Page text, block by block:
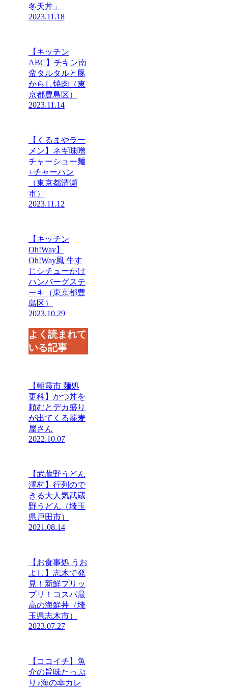
冬天丼」
2023.11.18
【キッチン
ABC】チキン南
蛮タルタルと豚
からし焼肉（東
京都豊島区）
2023.11.14
【くるまやラー
メン】ネギ味噌
チャーシュー麺
+チャーハン
（東京都清瀬
市）
2023.11.12
【キッチン
Oh!Way】
Oh!Way風 牛す
じシチューかけ
ハンバーグステ
ーキ（東京都豊
島区）
2023.10.29
よく読まれて
いる記事
【朝霞市 麺処
更科】かつ丼を
頼むとデカ盛り
が出てくる蕎麦
屋さん
2022.10.07
【武蔵野うどん
澤村】行列ので
きる大人気武蔵
野うどん（埼玉
県戸田市）
2021.08.14
【お食事処 うお
よし】志木で発
見！新鮮プリッ
プリ！コスパ最
高の海鮮丼（埼
玉県志木市）
2023.07.27
【ココイチ】魚
介の旨味たっぷ
り♪海の幸カレ